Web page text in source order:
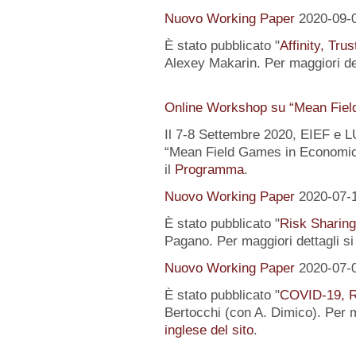
Nuovo Working Paper 2020-09-
È stato pubblicato "Affinity,
Alexey Makarin. Per maggiori
Online Workshop su “Mean
Il 7-8 Settembre 2020, EIEF e
“Mean Field Games in
il Programma.
Nuovo Working Paper 2020-07-
È stato pubblicato "Risk
Pagano. Per maggiori dettagli
Nuovo Working Paper 2020-07-
È stato pubblicato "COVID-19,
Bertocchi (con A. Dimico). Per
inglese del sito.